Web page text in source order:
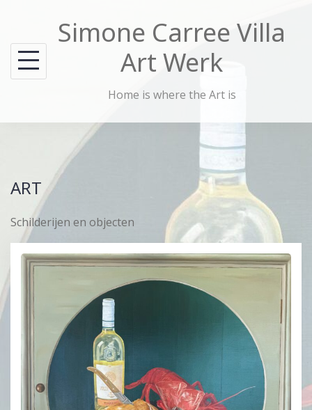
content
Simone Carree Villa
Art Werk
Home is where the Art is
ART
Schilderijen en objecten